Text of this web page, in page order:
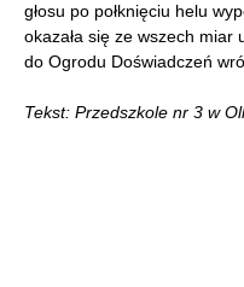
głosu po połknięciu helu
okazała się ze wszech
do Ogrodu Doświadczeń
Tekst: Przedszkole nr 3 w